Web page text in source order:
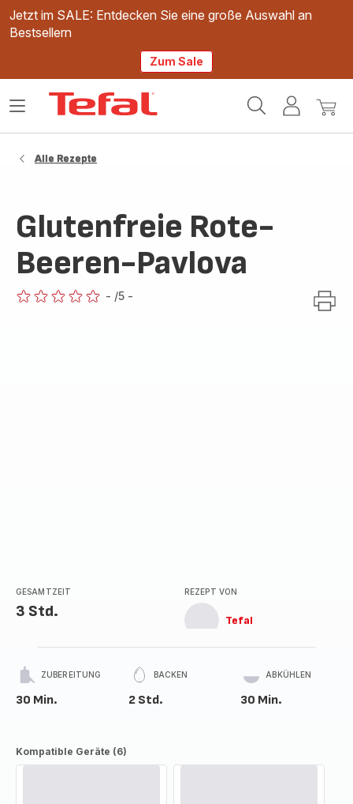
Jetzt im SALE: Entdecken Sie eine große Auswahl an
Bestsellern
Zum Sale
Mein
Mein
Das
Alle Rezepte
Glutenfreie Rote-
Beeren-Pavlova
- /5 -
GESAMTZEIT
3 Std.
REZEPT VON
Tefal
ZUBEREITUNG
30 Min.
BACKEN
2 Std.
ABKÜHLEN
30 Min.
Kompatible Geräte (6)